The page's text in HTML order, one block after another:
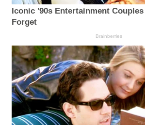
Iconic '90s Entertainment
Forget
Brainberries